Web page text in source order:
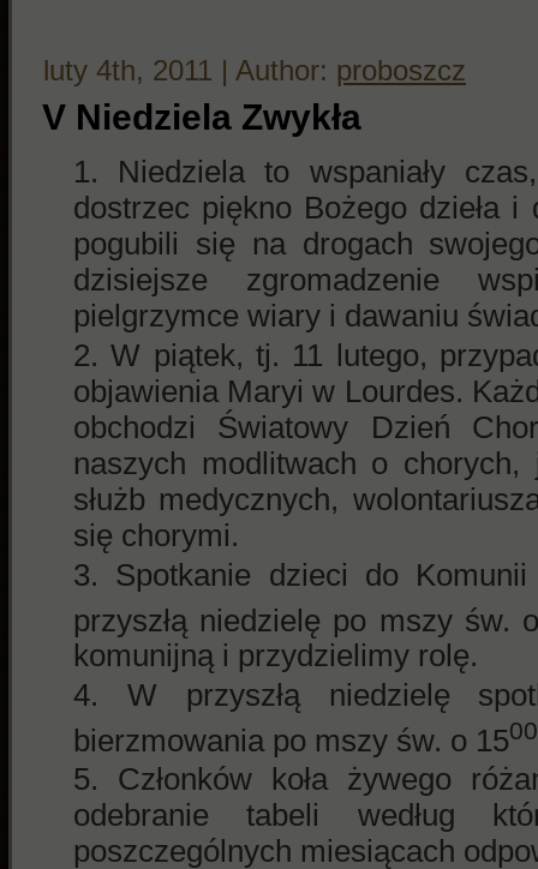
luty 4th, 2011 | Author: proboszcz
V Niedziela Zwykła
Niedziela to wspaniały
dostrzec piękno Bożego dzieła
pogubili się na drogach
dzisiejsze zgromadzenie
pielgrzymce wiary i dawaniu
W piątek, tj. 11 lutego,
objawienia Maryi w Lourdes.
obchodzi Światowy Dzień
naszych modlitwach o
służb medycznych,
się chorymi.
Spotkanie dzieci do
przyszłą niedzielę po mszy św.
komunijną i przydzielimy rolę.
W przyszłą niedzielę
bierzmowania po mszy św. o 1500
Członków koła żywego
odebranie tabeli według
poszczególnych miesiącach